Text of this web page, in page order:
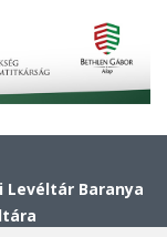
Levéltár Baranya